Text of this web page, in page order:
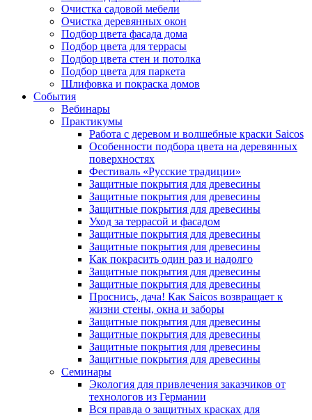
Очистка садовой мебели
Очистка деревянных окон
Подбор цвета фасада дома
Подбор цвета для террасы
Подбор цвета стен и потолка
Подбор цвета для паркета
Шлифовка и покраска домов
События
Вебинары
Практикумы
Работа с деревом и волшебные краски Saicos
Особенности подбора цвета на деревянных
поверхностях
Фестиваль «Русские традиции»
Защитные покрытия для древесины
Защитные покрытия для древесины
Защитные покрытия для древесины
Уход за террасой и фасадом
Защитные покрытия для древесины
Защитные покрытия для древесины
Как покрасить один раз и надолго
Защитные покрытия для древесины
Защитные покрытия для древесины
Проснись, дача! Как Saicos возвращает к
жизни стены, окна и заборы
Защитные покрытия для древесины
Защитные покрытия для древесины
Защитные покрытия для древесины
Защитные покрытия для древесины
Семинары
Экология для привлечения заказчиков от
технологов из Германии
Вся правда о защитных красках для